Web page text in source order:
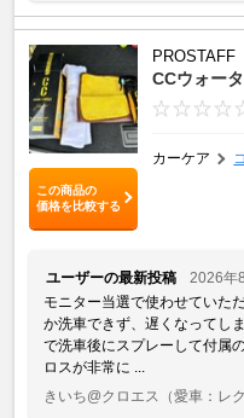
この商品の
価格を比較する
PROSTAFF
CCウォー
カーケア
ユーザーの最新投稿
2026年
モニター当選で使わせていた
か洗車できず、遅くなってし
で洗車後にスプレーして付属
ロスが非常に ...
きいち@クロエス
（愛車：レ